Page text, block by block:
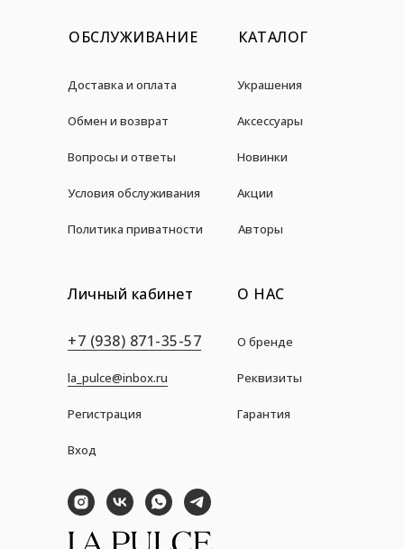
ОБСЛУЖИВАНИЕ
Доставка и оплата
Обмен и возврат
Вопросы и ответы
КАТАЛОГ
Украшения
Аксессуары
Новинки
Акции
Условия обслуживания
Политика приватности
О НАС
О бренде
Авторы
Личный кабинет
Вход
+7 (938) 871-35-57
la_pulce@inbox.ru Реквизиты
Гарантия
Регистрация